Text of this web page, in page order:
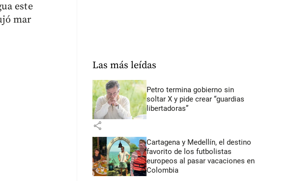
este
mar
Las más leídas
Petro termina gobierno sin
soltar X y pide crear “guardias
libertadoras”
share
Cartagena y Medellín, el destino
favorito de los futbolistas
europeos al pasar vacaciones en
Colombia